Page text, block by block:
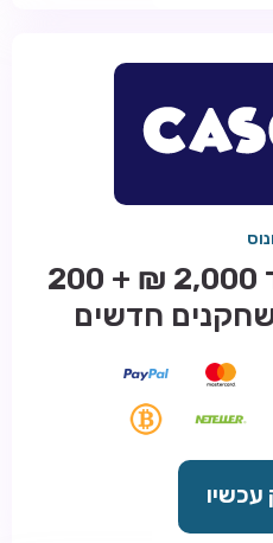
בונוס מתגלגל עד 2,000 ₪ + 200
חדשים